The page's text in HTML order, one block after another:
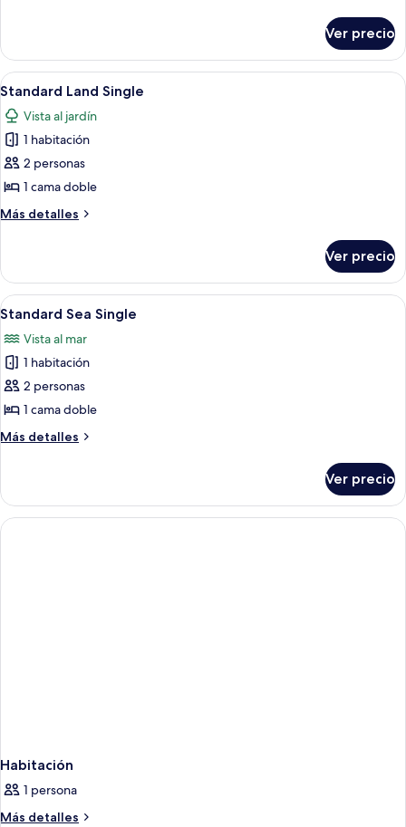
Single
Ver precio
Abrir
todas
las
fotos
de
Standard
Land
Single
Un cuarto de hotel con una cama
6
Standard Land Single
Vista al jardín
1 habitación
2 personas
1 cama doble
Más detalles
Más
Land
Single
Ver precio
Abrir
todas
las
fotos
de
Standard
Sea
Single
Ropa de cama hipoalergénica y
6
Standard Sea Single
Vista al mar
1 habitación
2 personas
1 cama doble
Más detalles
Más
Sea
Single
Ver precio
Habitación
1 persona
Más detalles
Más